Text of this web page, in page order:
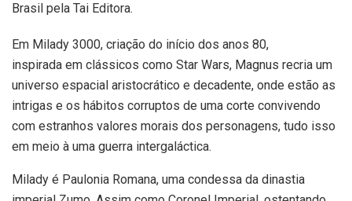
Brasil pela Tai Editora.
Em Milady 3000, criação do início dos anos 80,
inspirada em clássicos como Star Wars, Magnus recria um
universo espacial aristocrático e decadente, onde estão as
intrigas e os hábitos corruptos de uma corte convivendo
com estranhos valores morais dos personagens, tudo isso
em meio à uma guerra intergaláctica.
Milady é Paulonia Romana, uma condessa da dinastia